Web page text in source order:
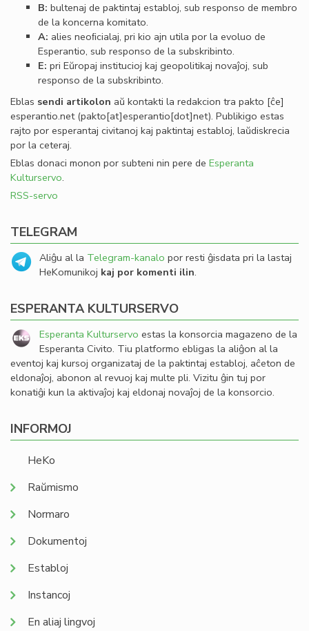
B: bultenaj de paktintaj establoj, sub responso de membro
de la koncerna komitato.
A: alies neoﬁcialaj, pri kio ajn utila por la evoluo de
Esperantio, sub responso de la subskribinto.
E: pri Eŭropaj institucioj kaj geopolitikaj novaĵoj, sub
responso de la subskribinto.
Eblas sendi artikolon aŭ kontakti la redakcion tra pakto [ĉe]
esperantio.net(pakto[at]esperantio[dot]net). Publikigo estas
rajto por esperantaj civitanoj kaj paktintaj establoj, laŭdiskrecia
por la ceteraj.
Eblas donaci monon por subteni nin pere de Esperanta
Kulturservo.
RSS-servo
TELEGRAM
Aliĝu al la Telegram-kanalo por resti ĝisdata pri la lastaj
HeKomunikoj kaj por komenti ilin.
ESPERANTA KULTURSERVO
Esperanta Kulturservo estas la konsorcia magazeno de la
Esperanta Civito. Tiu platformo ebligas la aliĝon al la
eventoj kaj kursoj organizataj de la paktintaj establoj, aĉeton de
eldonaĵoj, abonon al revuoj kaj multe pli. Vizitu ĝin tuj por
konatiĝi kun la aktivaĵoj kaj eldonaj novaĵoj de la konsorcio.
INFORMOJ
HeKo
Raŭmismo
Normaro
Dokumentoj
Establoj
Instancoj
En aliaj lingvoj